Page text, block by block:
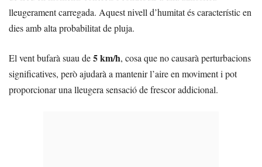
lleugerament carregada. Aquest nivell d’humitat és característic en
dies amb alta probabilitat de pluja.
El vent bufarà suau de5 km/h, cosa que no causarà perturbacions
significatives, però ajudarà a mantenir l’aire en moviment i pot
proporcionar una lleugera sensació de frescor addicional.